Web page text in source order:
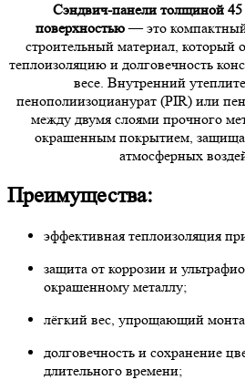
Сэндвич-панели толщиной
поверхностью— это
строительный материал, который
теплоизоляцию и долговечность
весе. Внутренний
пенополиизоцианурат (PIR) или
между двумя слоями прочного
окрашенным покрытием,
атмосферных
Преимущества:
эффективная теплоизоляция
защита от коррозии и
окрашенному металлу;
лёгкий вес, упрощающий
долговечность и сохранение
длительного времени;